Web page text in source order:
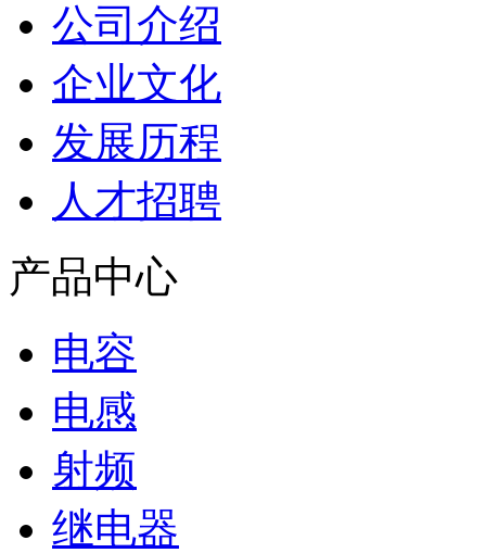
公司介绍
企业文化
发展历程
人才招聘
产品中心
电容
电感
射频
继电器